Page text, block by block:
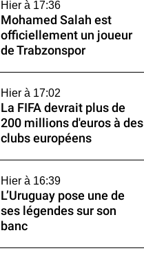
Hier à 17:36
Mohamed Salah est
officiellement un joueur
de Trabzonspor
Hier à 17:02
La FIFA devrait plus de
200 millions d'euros à des
clubs européens
Hier à 16:39
L’Uruguay pose une de
ses légendes sur son
banc